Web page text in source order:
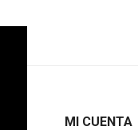
MI CUENTA